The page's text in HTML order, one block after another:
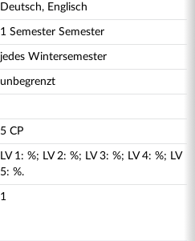
Deutsch, Englisch
1 Semester Semester
jedes Wintersemester
unbegrenzt
5 CP
LV 1: %; LV 2: %; LV 3: %; LV 4: %; LV
5: %.
1